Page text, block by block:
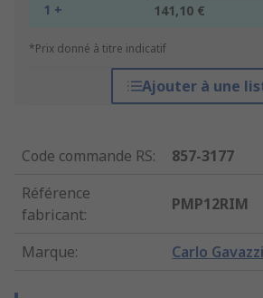
1 + 141,10 €
*Prix donné à titre indicatif
Ajouter à une
Code commande RS:
857-3177
Référence
fabricant:
PMP12RIM
Marque: Carlo Gavazzi